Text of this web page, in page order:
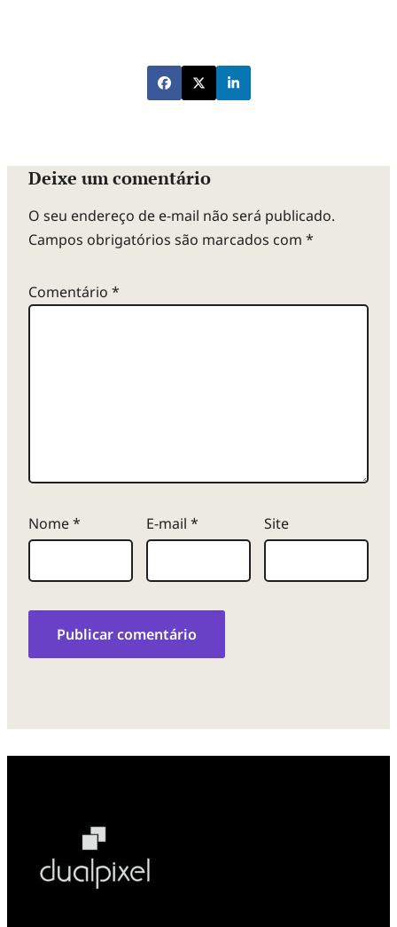
Deixe um comentário
O seu endereço de e-mail não será publicado.
Campos obrigatórios são marcados com *
Comentário *
Nome* E-mail * Site